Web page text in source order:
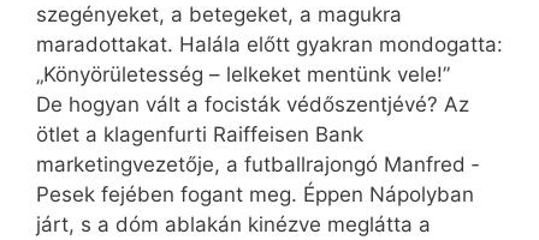
szegényeket, a betegeket, a magukra
maradottakat. Halála előtt gyakran mondogatta:
„Könyörületesség – lelkeket mentünk vele!”
De hogyan vált a focisták védőszentjévé? Az
ötlet a klagenfurti Raiffeisen Bank
marketingvezetője, a futballrajongó Manfred ­
Pesek fejében fogant meg. Éppen Nápolyban
járt, s a dóm ablakán kinézve meglátta a